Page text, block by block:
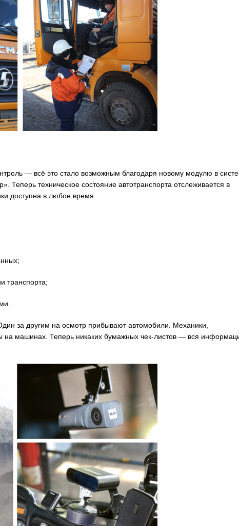
— всё это стало возможным благодаря новому модулю в
Теперь техническое состояние автотранспорта отслеживается в
доступна в любое время.
транспорта;
за другим на осмотр прибывают автомобили. Механики,
машинах. Теперь никаких бумажных чек-листов — вся